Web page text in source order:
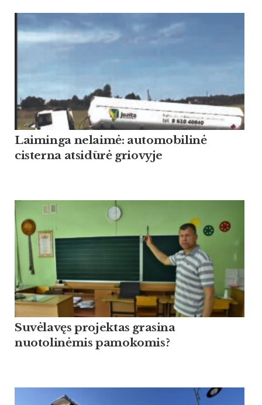
Laiminga nelaimė: automobilinė
cisterna atsidūrė griovyje
Suvėlavęs projektas grasina
nuotolinėmis pamokomis?